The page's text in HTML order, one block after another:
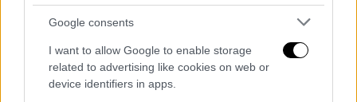
Google consents
I want to allow Google to enable storage
related to advertising like cookies on web or
device identifiers in apps.